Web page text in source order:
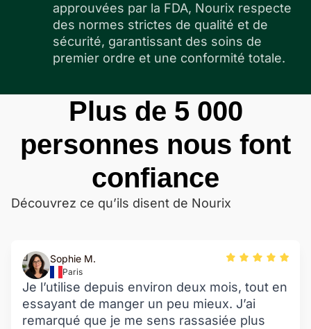
approuvées par la FDA, Nourix respecte
des normes strictes de qualité et de
sécurité, garantissant des soins de
premier ordre et une conformité totale.
Plus de 5 000
personnes nous font
confiance
Découvrez ce qu’ils disent de Nourix
Sophie M.
Paris
Je l’utilise depuis environ deux mois, tout en
essayant de manger un peu mieux. J’ai
remarqué que je me sens rassasiée plus